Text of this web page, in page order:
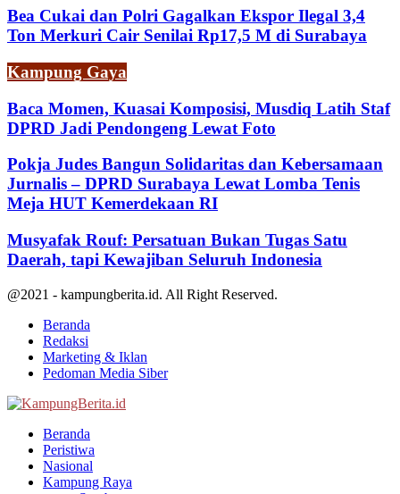
Bea Cukai dan Polri Gagalkan Ekspor Ilegal 3,4
Ton Merkuri Cair Senilai Rp17,5 M di Surabaya
Kampung Gaya
Baca Momen, Kuasai Komposisi, Musdiq Latih Staf
DPRD Jadi Pendongeng Lewat Foto
Pokja Judes Bangun Solidaritas dan Kebersamaan
Jurnalis – DPRD Surabaya Lewat Lomba Tenis
Meja HUT Kemerdekaan RI
Musyafak Rouf: Persatuan Bukan Tugas Satu
Daerah, tapi Kewajiban Seluruh Indonesia
@2021 - kampungberita.id. All Right Reserved.
Beranda
Redaksi
Marketing & Iklan
Pedoman Media Siber
Beranda
Peristiwa
Nasional
Kampung Raya